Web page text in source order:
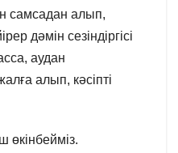
самсадан алып,
дәмін сезіндіргісі
аудан
алып, кәсіпті
өкінбейміз.